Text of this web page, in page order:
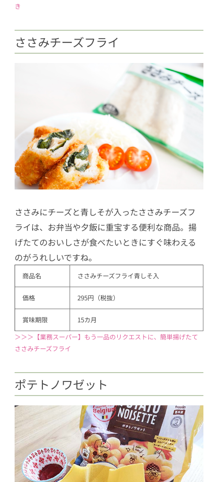
き
ささみチーズフライ
ささみにチーズと青しそが入ったささみチーズフ
ライは、お弁当や夕飯に重宝する便利な商品。揚
げたてのおいしさが食べたいときにすぐ味わえる
のがうれしいですね。
商品名 ささみチーズフライ青しそ入
価格 295円（税抜）
賞味期限
15カ月
＞＞＞【業務スーパー】もう一品のリクエストに、簡単揚げたて
ささみチーズフライ
ポテトノワゼット